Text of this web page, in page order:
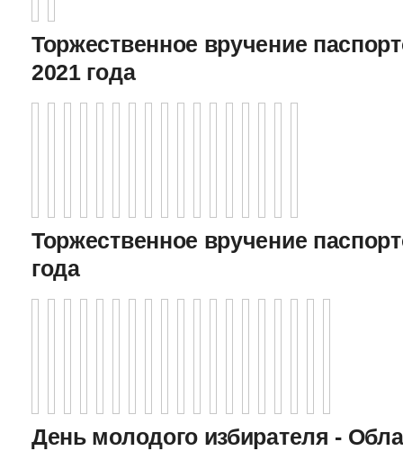
Торжественное вручение
2021 года
Торжественное вручение
года
День молодого избирателя -